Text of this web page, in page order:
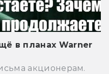
в планах Warner
акционерам.